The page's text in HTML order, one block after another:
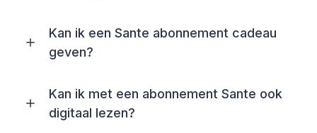
Kan ik een Sante abonnement cadeau
geven?
Kan ik met een abonnement Sante ook
digitaal lezen?